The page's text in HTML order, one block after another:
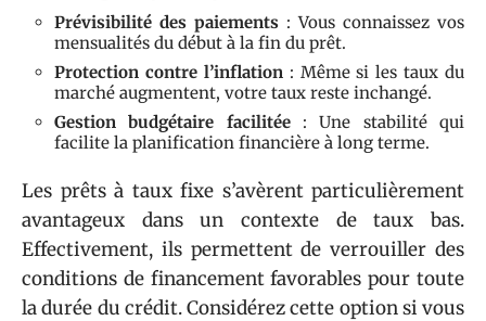
Prévisibilité des paiements : Vous connaissez vos
mensualités du début à la fin du prêt.
Protection contre l’inflation : Même si les taux du
marché augmentent, votre taux reste inchangé.
Gestion budgétaire facilitée: Une stabilité qui
facilite la planification financière à long terme.
Les prêts à taux fixe s’avèrent particulièrement
avantageux dans un contexte de taux bas.
Effectivement, ils permettent de verrouiller des
conditions de financement favorables pour toute
la durée du crédit. Considérez cette option si vous